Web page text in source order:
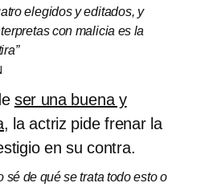
elegidos y editados, y
con malicia es la
ser una buena y
, la actriz pide frenar la
en su contra.
sé de qué se trata todo esto o